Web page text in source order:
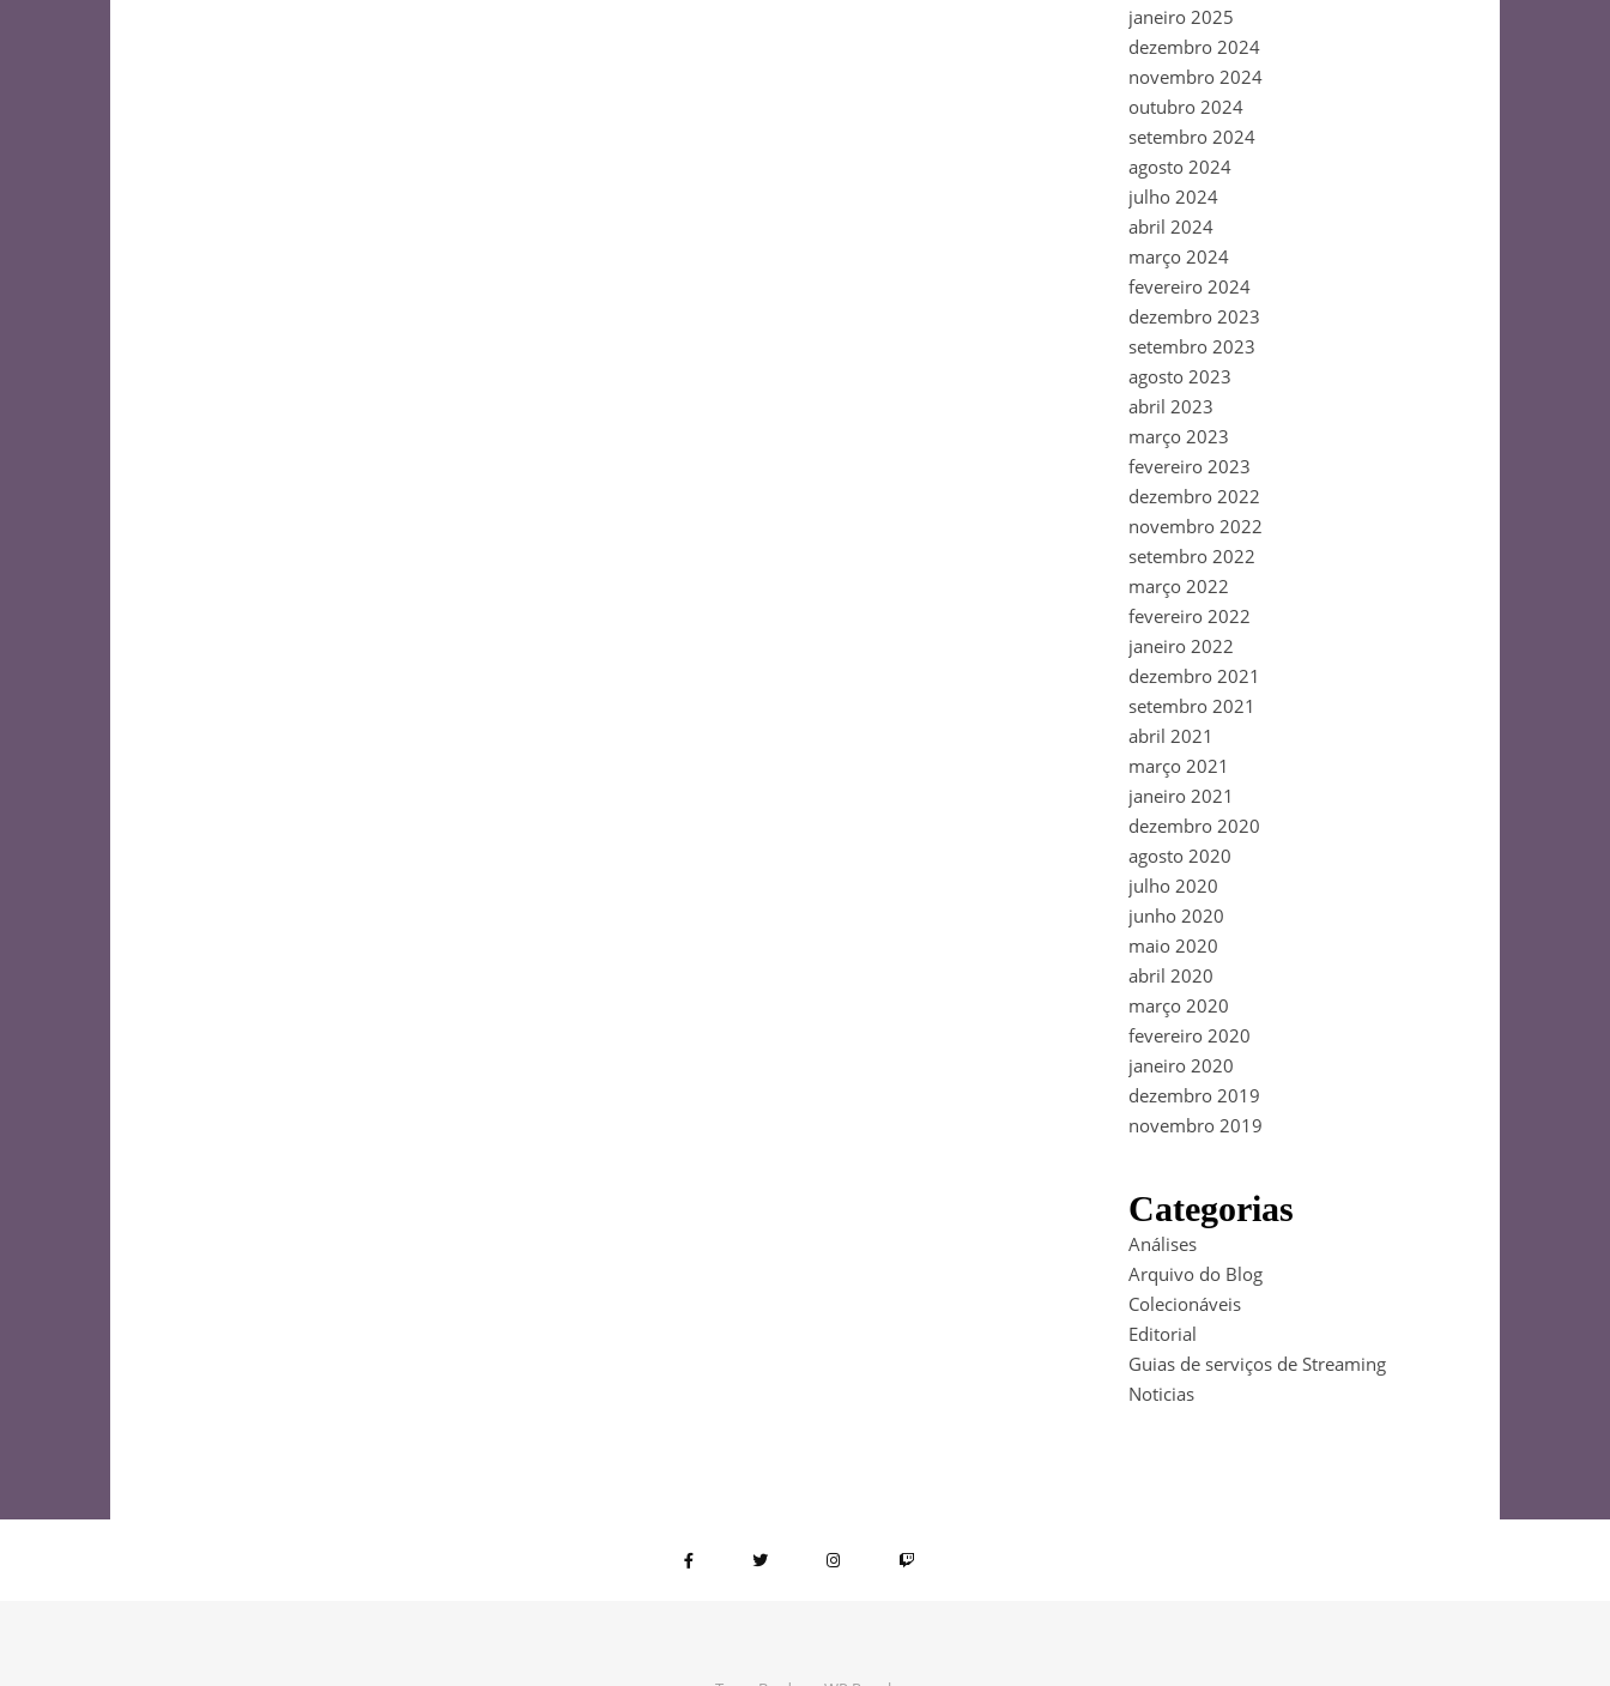
janeiro 2025
dezembro 2024
novembro 2024
outubro 2024
setembro 2024
agosto 2024
julho 2024
abril 2024
março 2024
fevereiro 2024
dezembro 2023
setembro 2023
agosto 2023
abril 2023
março 2023
fevereiro 2023
dezembro 2022
novembro 2022
setembro 2022
março 2022
fevereiro 2022
janeiro 2022
dezembro 2021
setembro 2021
abril 2021
março 2021
janeiro 2021
dezembro 2020
agosto 2020
julho 2020
junho 2020
maio 2020
abril 2020
março 2020
fevereiro 2020
janeiro 2020
dezembro 2019
novembro 2019
Categorias
Análises
Arquivo do Blog
Colecionáveis
Editorial
Guias de serviços de Streaming
Noticias